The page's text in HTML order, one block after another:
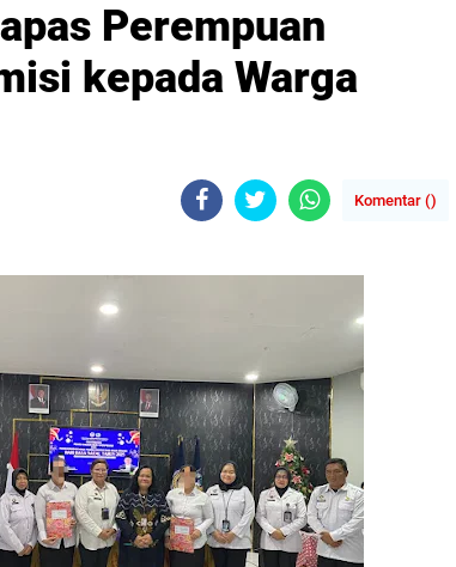
Perempuan
kepada Warga
Komentar ()